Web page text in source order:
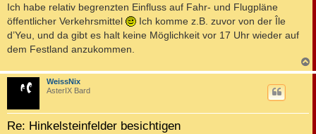
Ich habe relativ begrenzten Einfluss auf Fahr- und Flugpläne
öffentlicher Verkehrsmittel
Ich komme z.B. zuvor von der Île
d’Yeu, und da gibt es halt keine Möglichkeit vor 17 Uhr wieder auf
dem Festland anzukommen.
a
WeissNix
AsterIX Bard
Re: Hinkelsteinfelder besichtigen